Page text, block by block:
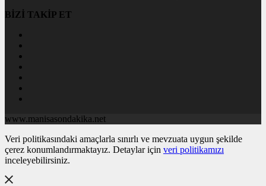
BİZİ TAKİP ET
www.manisasondakika.net
Veri politikasındaki amaçlarla sınırlı ve mevzuata uygun şekilde
çerez konumlandırmaktayız. Detaylar için veri politikamızı
inceleyebilirsiniz.